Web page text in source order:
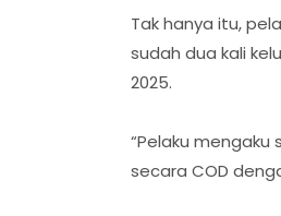
Tak hanya itu,
sudah dua kali
2025.
“Pelaku mengaku
secara COD